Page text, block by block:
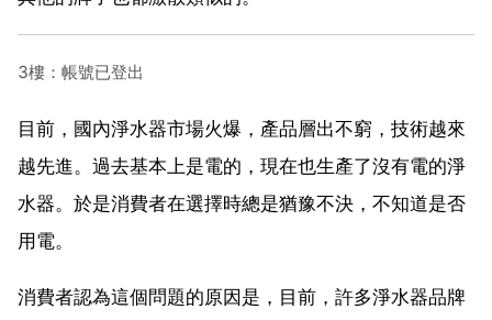
3樓：帳號已登出
目前，國內淨水器市場火爆，產品層出不窮，技術越來
越先進。過去基本上是電的，現在也生產了沒有電的淨
水器。於是消費者在選擇時總是猶豫不決，不知道是否
用電。
消費者認為這個問題的原因是，目前，許多淨水器品牌